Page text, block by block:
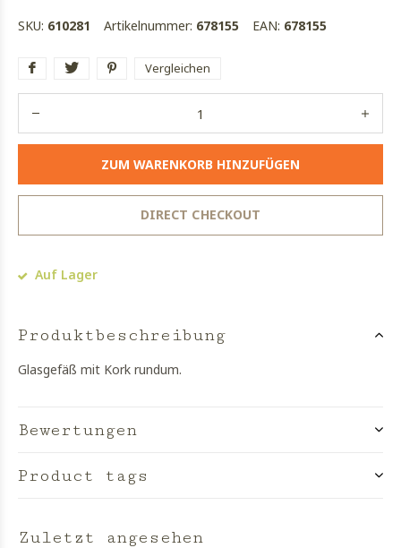
SKU: 610281 Artikelnummer: 678155 EAN: 678155
Vergleichen
ZUM WARENKORB HINZUFÜGEN
DIRECT CHECKOUT
Auf Lager
Produktbeschreibung
Glasgefäß mit Kork rundum.
Bewertungen
Product tags
Zuletzt angesehen